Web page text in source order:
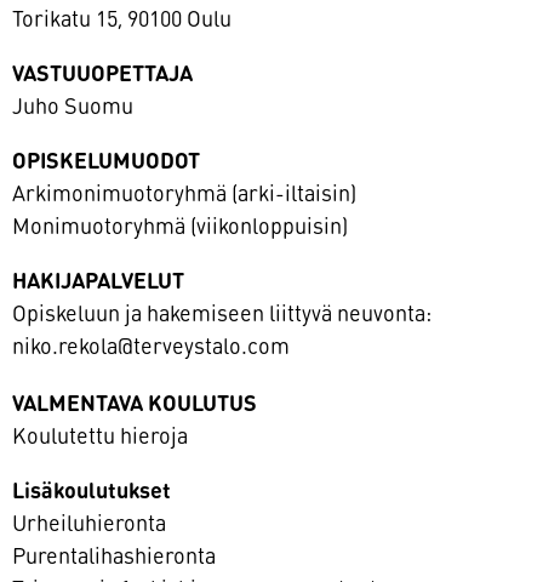
Torikatu 15, 90100 Oulu
VASTUUOPETTAJA
Juho Suomu
OPISKELUMUODOT
Arkimonimuotoryhmä (arki-iltaisin)
Monimuotoryhmä (viikonloppuisin)
HAKIJAPALVELUT
Opiskeluun ja hakemiseen liittyvä neuvonta:
niko.rekola@terveystalo.com
VALMENTAVA KOULUTUS
Koulutettu hieroja
Lisäkoulutukset
Urheiluhieronta
Purentalihashieronta